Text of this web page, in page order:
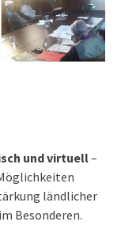
und virtuell–
ländlicher
Besonderen.